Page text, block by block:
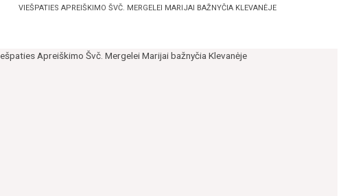
VIEŠPATIES APREIŠKIMO ŠVČ. MERGELEI MARIJAI BAŽNYČIA KLEVANĖJE